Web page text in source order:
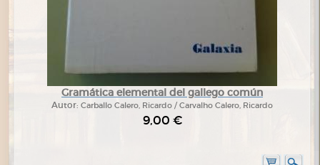
Gramática elemental del gallego común
Autor: Carballo Calero, Ricardo / Carvalho Calero, Ricardo
9,00 €